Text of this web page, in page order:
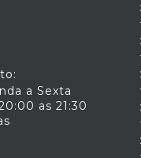
a Sexta
as 21:30